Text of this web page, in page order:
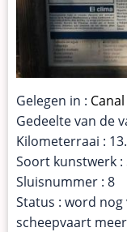
Gelegen in :
Gedeelte van de
Kilometerraai :
Soort kunstwerk :
Sluisnummer : 8
Status : word
scheepvaart